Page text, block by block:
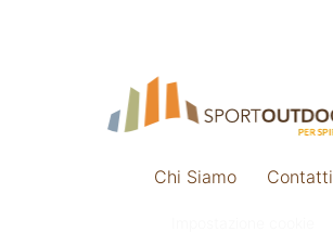
Chi Siamo Contatti